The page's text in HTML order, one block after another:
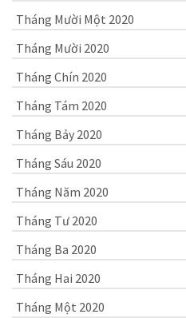
Tháng Mười Một 2020
Tháng Mười 2020
Tháng Chín 2020
Tháng Tám 2020
Tháng Bảy 2020
Tháng Sáu 2020
Tháng Năm 2020
Tháng Tư 2020
Tháng Ba 2020
Tháng Hai 2020
Tháng Một 2020